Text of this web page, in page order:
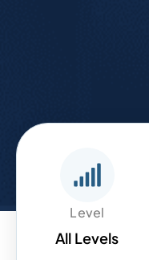
Level
All Levels